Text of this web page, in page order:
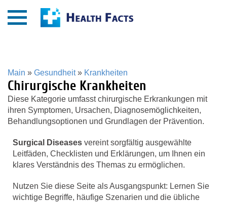
Main » Gesundheit» Krankheiten
Chirurgische Krankheiten
Diese Kategorie umfasst chirurgische Erkrankungen mit
ihren Symptomen, Ursachen, Diagnosemöglichkeiten,
Behandlungsoptionen und Grundlagen der Prävention.
Surgical Diseases vereint sorgfältig ausgewählte
Leitfäden, Checklisten und Erklärungen, um Ihnen ein
klares Verständnis des Themas zu ermöglichen.
Nutzen Sie diese Seite als Ausgangspunkt: Lernen Sie
wichtige Begriffe, häufige Szenarien und die übliche